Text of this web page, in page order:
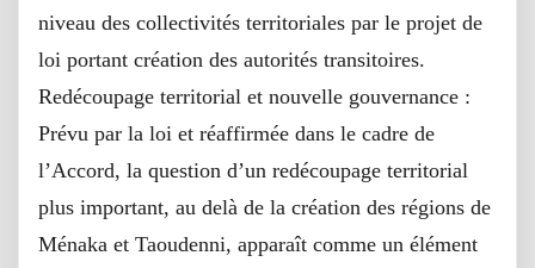
niveau des collectivités territoriales par le projet de
loi portant création des autorités transitoires.
Redécoupage territorial et nouvelle gouvernance :
Prévu par la loi et réaffirmée dans le cadre de
l’Accord, la question d’un redécoupage territorial
plus important, au delà de la création des régions de
Ménaka et Taoudenni, apparaît comme un élément